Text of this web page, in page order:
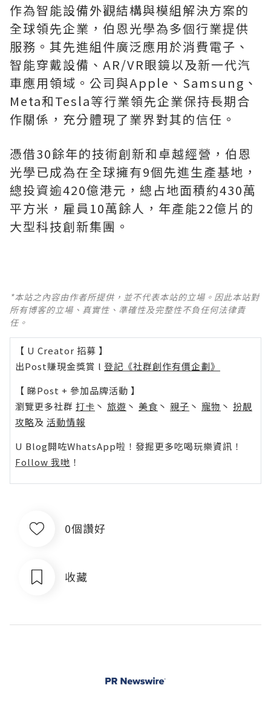
作為智能設備外觀結構與模組解決方案的
全球領先企業，伯恩光學為多個行業提供
服務。其先進組件廣泛應用於消費電子、
智能穿戴設備、AR/VR眼鏡以及新一代汽
車應用領域。公司與Apple、Samsung、
Meta和Tesla等行業領先企業保持長期合
作關係，充分體現了業界對其的信任。
憑借30餘年的技術創新和卓越經營，伯恩
光學已成為在全球擁有9個先進生產基地，
總投資逾420億港元，總占地面積約430萬
平方米，雇員10萬餘人，年產能22億片的
大型科技創新集團。
*本站之內容由作者所提供，並不代表本站的立場。因此本站對
所有博客的立場、真實性、準確性及完整性不負任何法律責
任。
【 U Creator 招募 】
出Post賺現金獎賞 l 登記《社群創作有價企劃》
【 睇Post + 參加品牌活動 】
瀏覽更多社群 打卡 丶 旅遊 丶 美食 丶 親子 丶 寵物 丶 扮靚
攻略及 活動情報
U Blog開咗WhatsApp啦！發掘更多吃喝玩樂資訊！
Follow 我哋 ！
0個讚好
收藏